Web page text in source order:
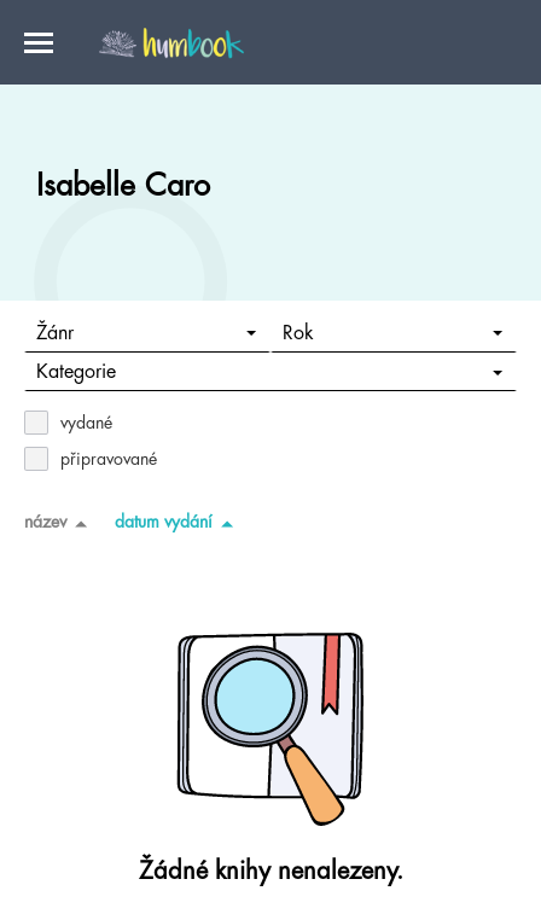
Isabelle Caro
Žánr Rok
Kategorie
vydané
připravované
název datum vydání
Žádné knihy nenalezeny.